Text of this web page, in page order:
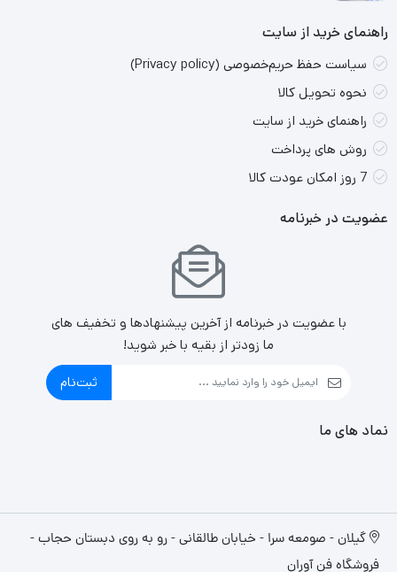
راهنمای خرید از سایت
سیاست حفظ حریم‌خصوصی (Privacy policy)
نحوه تحویل کالا
راهنمای خرید از سایت
روش های پرداخت
7 روز امکان عودت کالا
عضویت در خبرنامه
با عضویت در خبرنامه از آخرین پیشنهادها و تخفیف های
ما زودتر از بقیه با خبر شوید!
ثبت‌نام
نماد های ما
گیلان - صومعه سرا - خیابان طالقانی - رو به روی دبستان حجاب -
فروشگاه فن آوران